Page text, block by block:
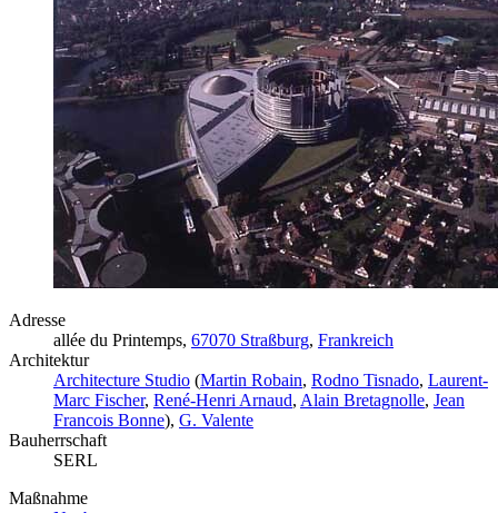
Adresse
allée du Printemps, 67070 Straßburg, Frankreich
Architektur
Architecture Studio (Martin Robain, Rodno Tisnado, Laurent-
Marc Fischer, René-Henri Arnaud, Alain Bretagnolle, Jean
Francois Bonne), G. Valente
Bauherrschaft
SERL
Maßnahme